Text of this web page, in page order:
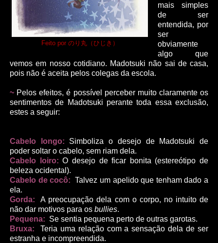
Feito por のり丸（ひじき）
mais simples
de ser
entendida, por
ser
obviamente
algo que
vemos em nosso cotidiano. Madotsuki não sai de casa,
pois não é aceita pelos colegas da escola.
~ Pelos efeitos, é possível perceber muito claramente os
sentimentos de Madotsuki perante toda essa exclusão,
estes a seguir:
Cabelo longo: Simboliza o desejo de Madotsuki de
poder soltar o cabelo, sem riam dela.
Cabelo loiro: O desejo de ficar bonita (estereótipo de
beleza ocidental).
Cabelo de cocô: Talvez um apelido que tenham dado a
ela.
Gorda: A preocupação dela com o corpo, no intuito de
não dar motivos para os bullies.
Pequena: Se sentia pequena perto de outras garotas.
Bruxa: Teria uma relação com a sensação dela de ser
estranha e incompreendida.